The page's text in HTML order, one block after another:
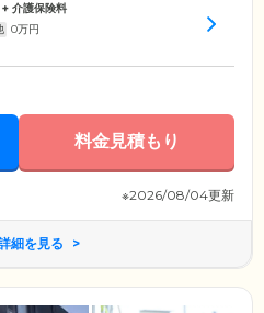
+ 介護保険料
0万円
料金見積もり
※2026/08/04更新
細を見る